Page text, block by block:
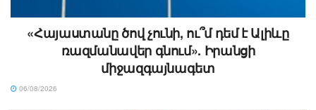
«Հայաստանը ծով չունի, ու՞մ դեմ է Ալիևը
ռազմանավեր գնում». Իրանցի
միջազգայնագետ
06/08/2026